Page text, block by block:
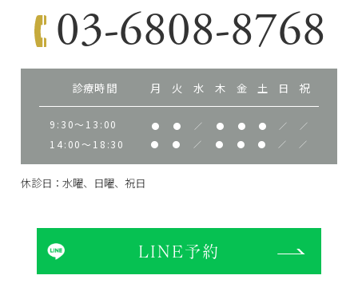
03-6808-8768
診療時間 月 火 水 木 金 土 日 祝
9:30～13:00 ● ● ／ ● ● ● ／ ／
14:00～18:30 ● ● ／ ● ● ● ／ ／
休診日：水曜、日曜、祝日
LINE予約